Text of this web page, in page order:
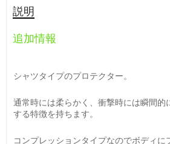
説明
追加情報
シャツタイプのプロテクター。
通常時には柔らかく、衝撃時には瞬間的
する特徴を持ちます。
コンプレッションタイプなのでボディに